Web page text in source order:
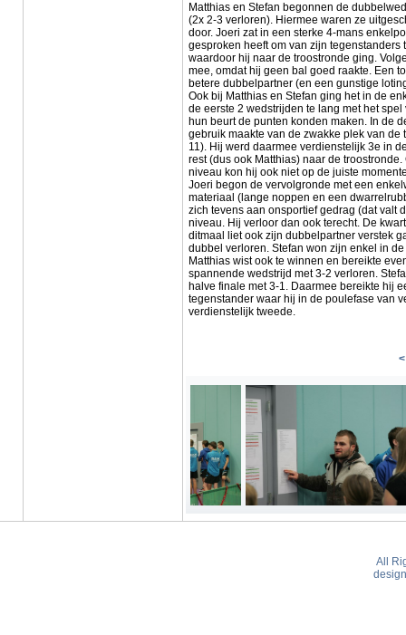
Matthias en Stefan begonnen de
(2x 2-3 verloren). Hiermee waren ze
door. Joeri zat in een sterke 4-mans
gesproken heeft om van zijn
waardoor hij naar de troostronde ging.
mee, omdat hij geen bal goed raakte. Een
betere dubbelpartner (en een gunstige
Ook bij Matthias en Stefan ging het in de
de eerste 2 wedstrijden te lang met het
hun beurt de punten konden maken. In de
gebruik maakte van de zwakke plek van
11). Hij werd daarmee verdienstelijk 3e in
rest (dus ook Matthias) naar de
niveau kon hij ook niet op de juiste
Joeri begon de vervolgronde met een
materiaal (lange noppen en een
zich tevens aan onsportief gedrag (dat valt
niveau. Hij verloor dan ook terecht. De
ditmaal liet ook zijn dubbelpartner verstek
dubbel verloren. Stefan won zijn enkel in
Matthias wist ook te winnen en bereikte
spannende wedstrijd met 3-2 verloren.
halve finale met 3-1. Daarmee bereikte hij
tegenstander waar hij in de poulefase van
verdienstelijk tweede.
All